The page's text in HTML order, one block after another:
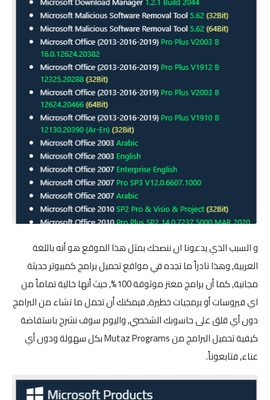
و السبب الذي يدعونا ان ننصحك بمثل هذا الموقع هو أنه باللغة
العربية, وهذا نادراً ما تجده في مواقع تحميل برامج كمبيوتر حديثة
مجانية, كما أن برامج معتز موثوقة 100%, حيث أنها خالية تماماً من
اي فيروسات أو برمجيات خطيرة, فيمكنك أن تحمل ما تشاء من البرامج
دون أي قلق على حاسوبك الشخصي, واليوم سوف نشرح باستفاضة
كيفية تحميل البرامج من Mutaz Programs بكل سهولة ودون أي
عناء, فتابعوناً.